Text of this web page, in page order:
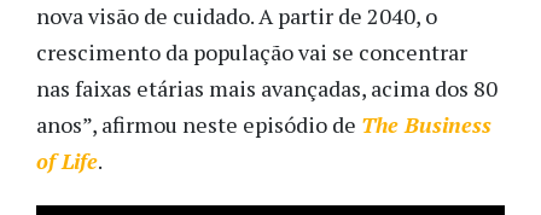
nova visão de cuidado. A partir de 2040, o
crescimento da população vai se concentrar
nas faixas etárias mais avançadas, acima dos 80
anos”, afirmou neste episódio de The Business
of Life.